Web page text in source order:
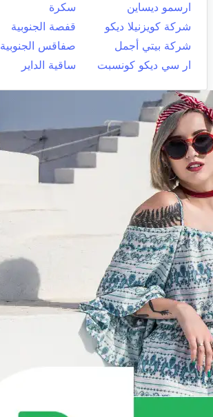
ارسمو ديساين
سكرة
شركة كويزنيلا ديكو
قفصة الجنوبية
شركة بيتي أجمل
صفاقس الجنوبية
ار سي ديكو كونسبت
ساقية الداير